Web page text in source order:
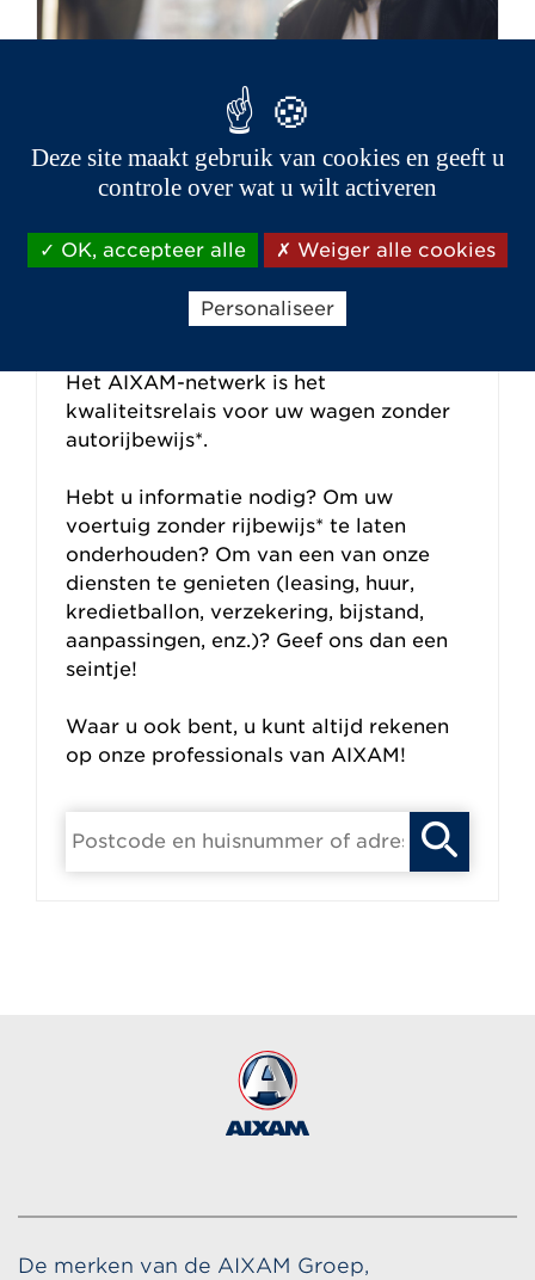
AIXAM heeft een netwerk van meer
dan 40 verkoop- en
aftersalesafdelingen in Belgie.
Het AIXAM-netwerk is het
kwaliteitsrelais voor uw wagen zonder
autorijbewijs*.
Hebt u informatie nodig? Om uw
voertuig zonder rijbewijs* te laten
onderhouden? Om van een van onze
diensten te genieten (leasing, huur,
kredietballon, verzekering, bijstand,
aanpassingen, enz.)? Geef ons dan een
seintje!
Waar u ook bent, u kunt altijd rekenen
op onze professionals van AIXAM!
De merken van de AIXAM Groep,
Deze site maakt gebruik van cookies en geeft u
controle over wat u wilt activeren
OK, accepteer alle Weiger alle cookies
Personaliseer